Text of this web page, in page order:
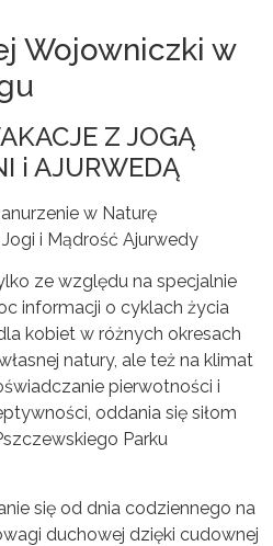
Wojowniczki w
Z JOGĄ
i AJURWEDĄ
w Naturę
i Mądrość Ajurwedy
ze względu na specjalnie
informacji o cyklach życia
kobiet w różnych okresach
natury, ale też na klimat
pierwotności i
oddania się siłom
Parku
się od dnia codziennego na
duchowej dzięki cudownej